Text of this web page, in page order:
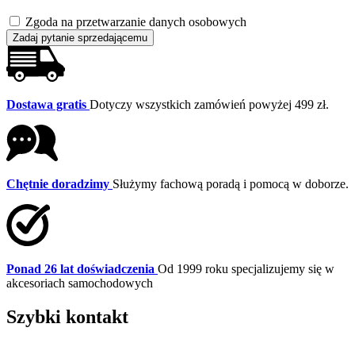
Zgoda na przetwarzanie danych osobowych
Zadaj pytanie sprzedającemu
Dostawa gratis Dotyczy wszystkich zamówień powyżej 499 zł.
Chętnie doradzimy Służymy fachową poradą i pomocą w doborze.
Ponad 26 lat doświadczenia Od 1999 roku specjalizujemy się w
akcesoriach samochodowych
Szybki kontakt